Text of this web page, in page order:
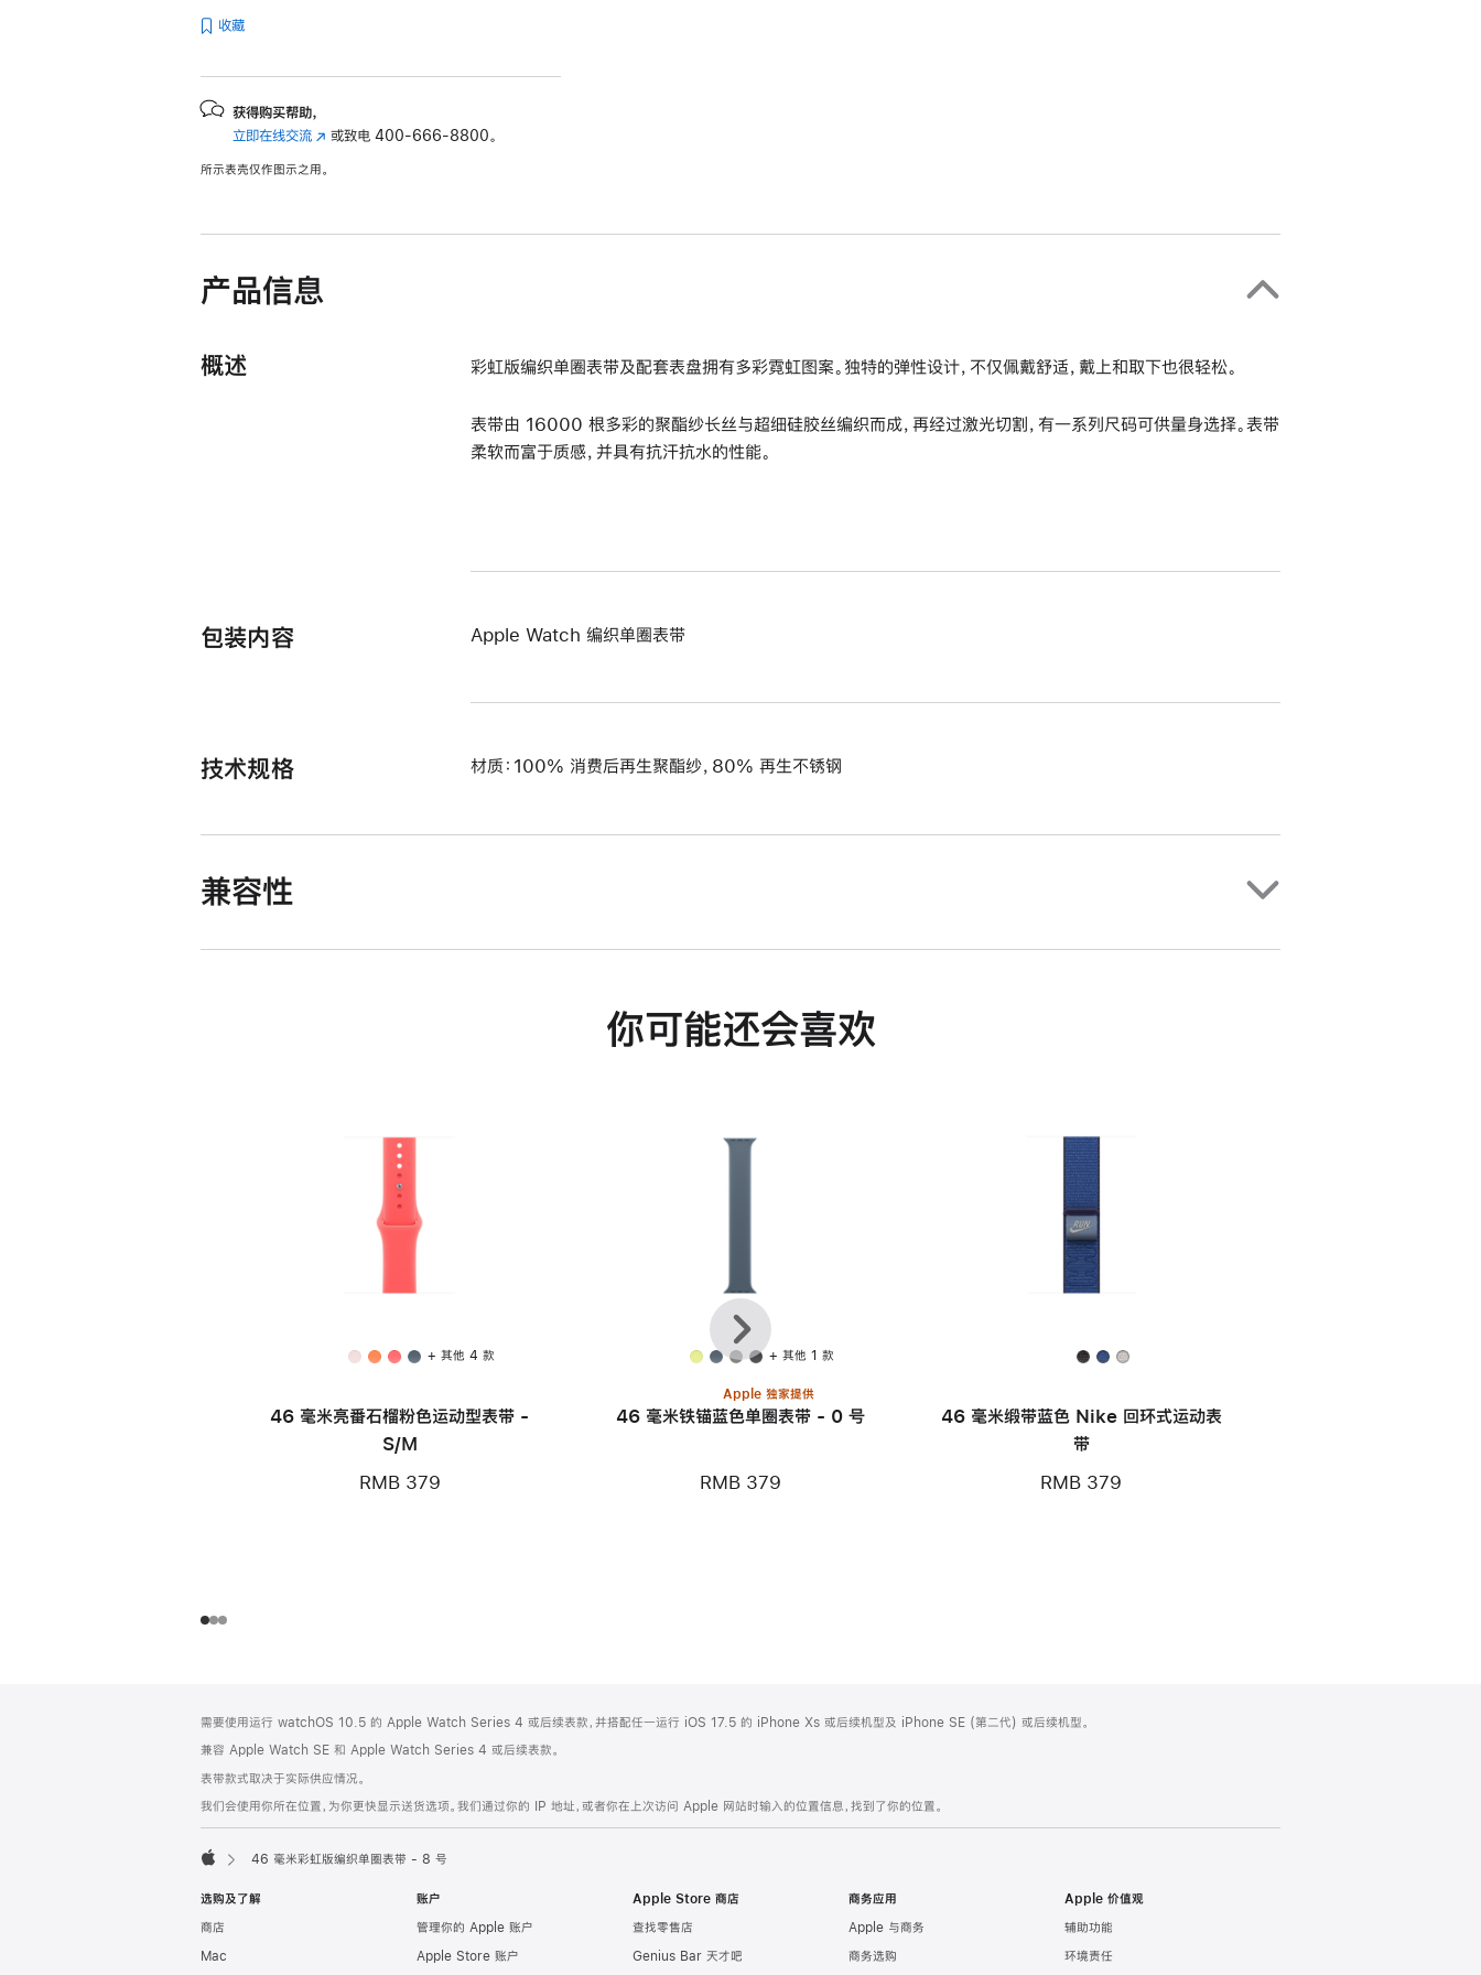
收藏
获得购买帮助，
立即在线交流 (在 或致电400-666-8800。
所示表壳仅作图示之用。
产品信息
概述 彩虹版编织单圈表带及配套表盘拥有多彩霓虹图案。独特的弹性设计，不仅佩戴舒适，戴上和取下也很轻松。
表带由 16000 根多彩的聚酯纱长丝与超细硅胶丝编织而成，再经过激光切割，有一系列尺码可供量身选择。表带
柔软而富于质感，并具有抗汗抗水的性能。
包装内容 Apple Watch 编织单圈表带
技术规格 材质：100% 消费后再生聚酯纱，80% 再生不锈钢
兼容性
你可能还会喜欢
+ 其他 4 款
46 毫米亮番石榴粉色运动型表带 -
S/M
RMB 379
+ 其他 1 款
Apple 独家提供
46 毫米铁锚蓝色单圈表带 - 0 号
RMB 379
46 毫米缎带蓝色 Nike 回环式运动表
带
RMB 379
上
一
个
下
一
个
页
页
脚
注
需要使用运行 watchOS 10.5 的 Apple Watch Series 4 或后续表款，并搭配任一运行 iOS 17.5 的 iPhone Xs 或后续机型及 iPhone SE (第二代) 或后续机型。
兼容 Apple Watch SE 和 Apple Watch Series 4 或后续表款。
表带款式取决于实际供应情况。
我们会使用你所在位置，为你更快显示送货选项。我们通过你的 IP 地址，或者你在上次访问 Apple 网站时输入的位置信息，找到了你的位置。
46 毫米彩虹版编织单圈表带 - 8 号
选购及了解
商店
Mac
账户
管理你的 Apple 账户
Apple Store 账户
Apple Store 商店
查找零售店
Genius Bar 天才吧
商务应用
Apple 与商务
商务选购
Apple 价值观
辅助功能
环境责任